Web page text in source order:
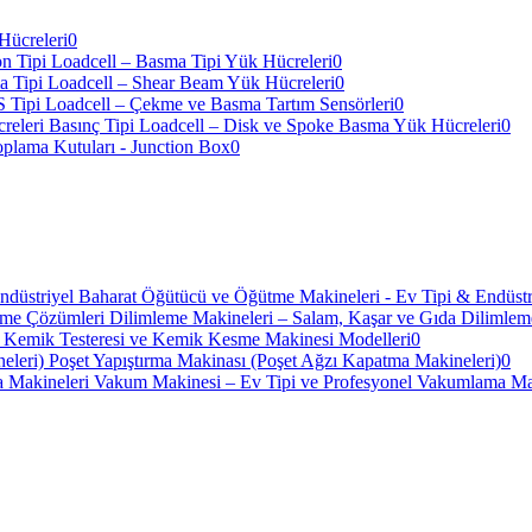
0
Tipi Loadcell – Basma Tipi Yük Hücreleri0
Tipi Loadcell – Shear Beam Yük Hücreleri0
Tipi Loadcell – Çekme ve Basma Tartım Sensörleri0
Basınç Tipi Loadcell – Disk ve Spoke Basma Yük Hücreleri0
Kutuları - Junction Box0
Baharat Öğütücü ve Öğütme Makineleri - Ev Tipi &
Dilimleme Makineleri – Salam, Kaşar ve Gıda
Kemik Testeresi ve Kemik Kesme Makinesi Modelleri0
Poşet Yapıştırma Makinası (Poşet Ağzı Kapatma Makineleri)0
Vakum Makinesi – Ev Tipi ve Profesyonel Vakumlama